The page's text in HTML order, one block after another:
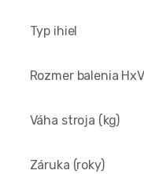
Typ ihiel
Rozmer balenia
Váha stroja (kg)
Záruka (roky)